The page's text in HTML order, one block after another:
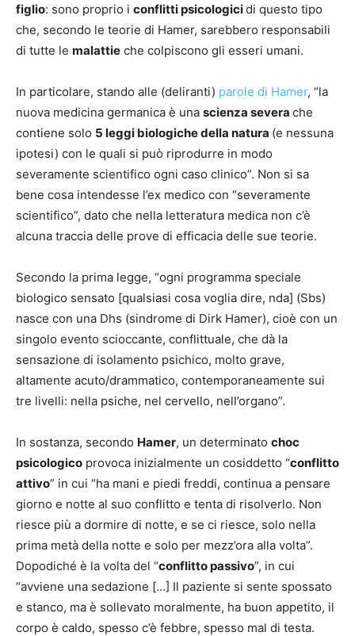
figlio: sono proprio i conflitti psicologicidi questo tipo
che, secondo le teorie di Hamer, sarebbero responsabili
di tutte le malattie che colpiscono gli esseri umani.
In particolare, stando alle (deliranti) parole di Hamer, “la
nuova medicina germanica è una scienza severa che
contiene solo 5 leggi biologiche della natura (e nessuna
ipotesi) con le quali si può riprodurre in modo
severamente scientifico ogni caso clinico”. Non si sa
bene cosa intendesse l’ex medico con “severamente
scientifico”, dato che nella letteratura medica non c’è
alcuna traccia delle prove di efficacia delle sue teorie.
Secondo la prima legge, “ogni programma speciale
biologico sensato [qualsiasi cosa voglia dire, nda] (Sbs)
nasce con una Dhs (sindrome di Dirk Hamer), cioè con un
singolo evento scioccante, conflittuale, che dà la
sensazione di isolamento psichico, molto grave,
altamente acuto/drammatico, contemporaneamente sui
tre livelli: nella psiche, nel cervello, nell’organo”.
In sostanza, secondo Hamer, un determinato choc
psicologico provoca inizialmente un cosiddetto “conflitto
attivo” in cui “ha mani e piedi freddi, continua a pensare
giorno e notte al suo conflitto e tenta di risolverlo. Non
riesce più a dormire di notte, e se ci riesce, solo nella
prima metà della notte e solo per mezz’ora alla volta”.
Dopodiché è la volta del “conflitto passivo”, in cui
“avviene una sedazione […] Il paziente si sente spossato
e stanco, ma è sollevato moralmente, ha buon appetito, il
corpo è caldo, spesso c’è febbre, spesso mal di testa.